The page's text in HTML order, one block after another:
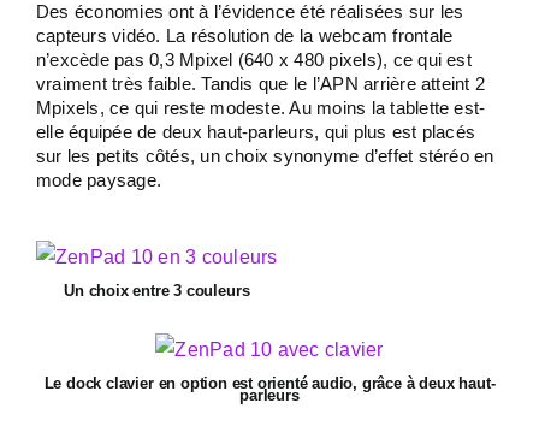
Des économies ont à l’évidence été réalisées sur les
capteurs vidéo. La résolution de la webcam frontale
n’excède pas 0,3 Mpixel (640 x 480 pixels), ce qui est
vraiment très faible. Tandis que le l’APN arrière atteint 2
Mpixels, ce qui reste modeste. Au moins la tablette est-
elle équipée de deux haut-parleurs, qui plus est placés
sur les petits côtés, un choix synonyme d’effet stéréo en
mode paysage.
Un choix entre 3 couleurs
Le dock clavier en option est orienté audio, grâce à deux haut-
parleurs